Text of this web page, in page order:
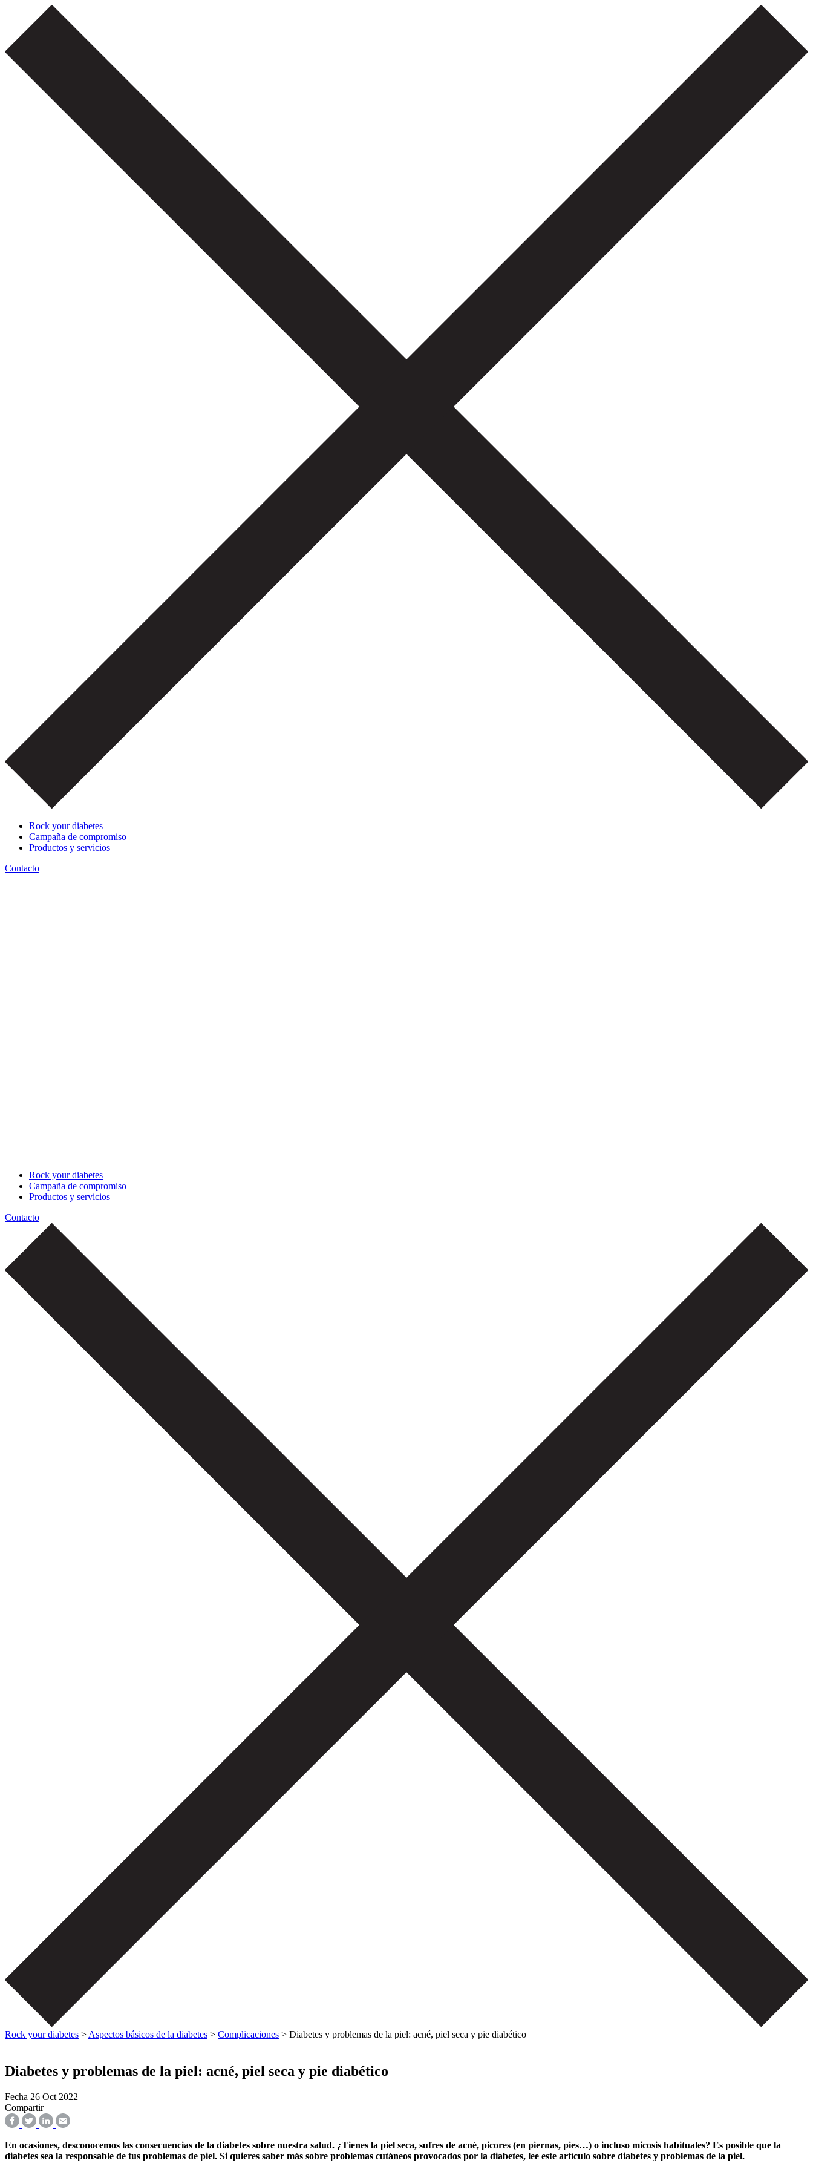
Rock your diabetes
Campaña de compromiso
Productos y servicios
Contacto
Rock your diabetes
Campaña de compromiso
Productos y servicios
Contacto
Rock your diabetes > Aspectos básicos de la diabetes > Complicaciones > Diabetes y problemas de la piel: acné, piel seca y pie diabético
Diabetes y problemas de la piel: acné, piel seca y pie diabético
Fecha 26 Oct 2022
Compartir
En ocasiones, desconocemos las consecuencias de la diabetes sobre nuestra salud. ¿Tienes la piel seca, sufres de acné, picores (en piernas, pies…) o incluso micosis habituales? Es posible que la
diabetes sea la responsable de tus problemas de piel. Si quieres saber más sobre problemas cutáneos provocados por la diabetes, lee este artículo sobre diabetes y problemas de la piel.